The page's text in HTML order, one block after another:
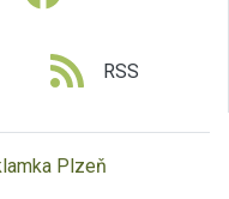
RSS
Plzeň